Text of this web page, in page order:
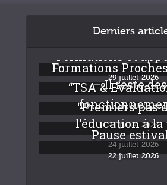
Derniers
Formations et
29 juillet 2026
Formations
– Il reste
24 juillet 2026
“TSA &
24 juillet 2026
“Premiers pas
l’éducation à la
24 juillet 2026
Pause
22 juillet 2026